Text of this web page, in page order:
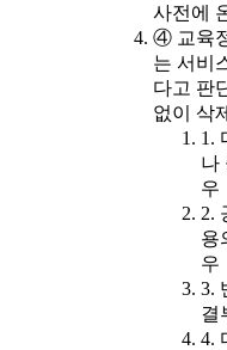
사전에
④ 교육
는 서비
다고 판
없이 삭
1.
나
우
2.
용
우
3.
결
4.